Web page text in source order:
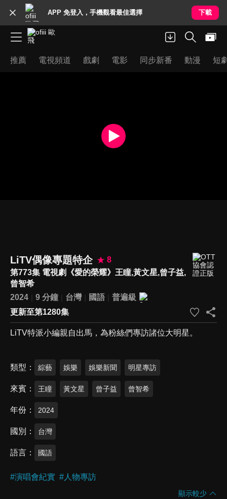
APP 免登入，手機觀看最佳選擇 下載
推薦 電視頻道 戲劇 電影 同步新番 動漫 短
LiTV偶像專題特企
8
第773集 電視劇《愛的榮耀》王瞳,黃文星,曾子益,
曾智希
2024
9 分鐘 台灣 國語
普遍級
更新至第1280集
LiTV特派小編親自出馬，為粉絲們專訪諸位大明星。
類型 綜藝 娛樂 娛樂新聞 明星專訪
來賓 王瞳 黃文星 曾子益 曾智希
年份 2024
國別 台灣
語言 國語
#演唱會紀實 # 人物專訪
顯示較少